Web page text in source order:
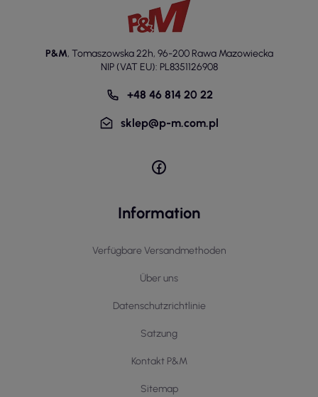
P&M, Tomaszowska 22h, 96-200 Rawa Mazowiecka
NIP (VAT EU): PL8351126908
+48 46 814 20 22
sklep@p-m.com.pl
Information
Verfügbare Versandmethoden
Über uns
Datenschutzrichtlinie
Satzung
Kontakt P&M
Sitemap